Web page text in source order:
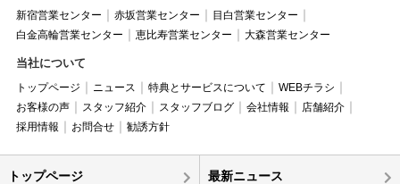
新宿営業センター 赤坂営業センター
目白営業センター
白金高輪営業センター
恵比寿営業センター 大森営業センター
当社について
トップページ ニュース 特典とサービスについて
WEBチラシ
お客様の声
スタッフ紹介 スタッフブログ 会社情報
店舗紹介
採用情報
お問合せ 勧誘方針
トップページ 最新ニュース